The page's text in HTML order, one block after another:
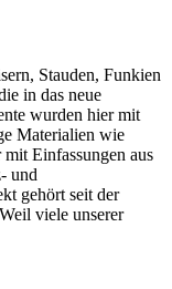
Stauden, Funkien
in das neue
wurden hier mit
Materialien wie
Einfassungen aus
und
gehört seit der
viele unserer